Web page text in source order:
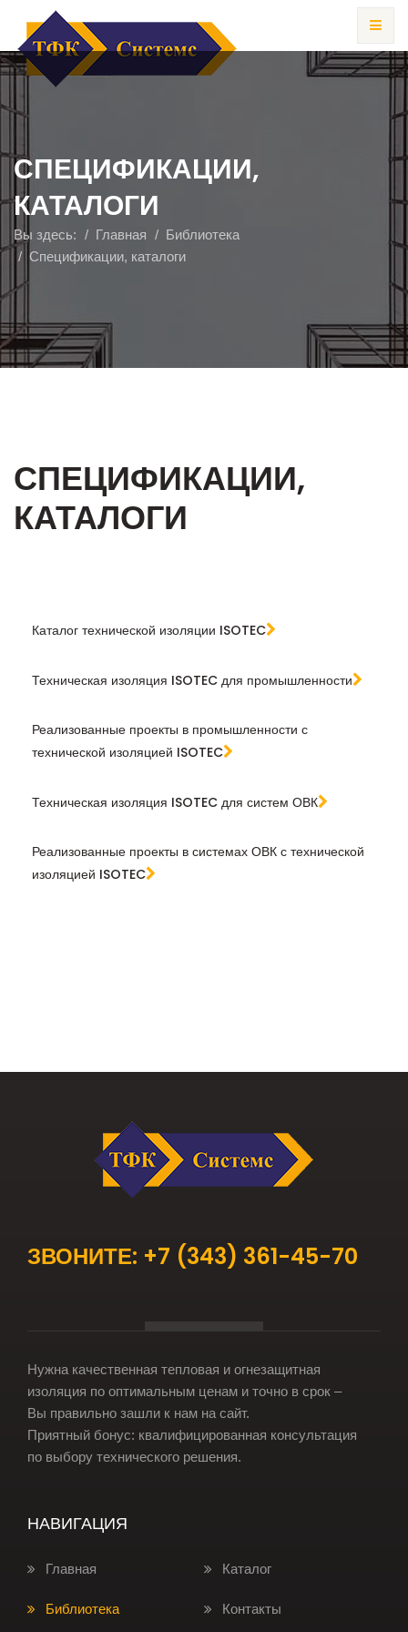
СПЕЦИФИКАЦИИ,
КАТАЛОГИ
Вы здесь: Главная
Библиотека
Спецификации, каталоги
СПЕЦИФИКАЦИИ,
КАТАЛОГИ
Каталог технической изоляции ISOTEC
Техническая изоляция ISOTEC для промышленности
Реализованные проекты в промышленности с
технической изоляцией ISOTEC
Техническая изоляция ISOTEC для систем ОВК
Реализованные проекты в системах ОВК с технической
изоляцией ISOTEC
ЗВОНИТЕ: +7 (343) 361-45-70
Нужна качественная тепловая и огнезащитная
изоляция по оптимальным ценам и точно в срок –
Вы правильно зашли к нам на сайт.
Приятный бонус: квалифицированная консультация
по выбору технического решения.
НАВИГАЦИЯ
Главная Каталог
Библиотека Контакты